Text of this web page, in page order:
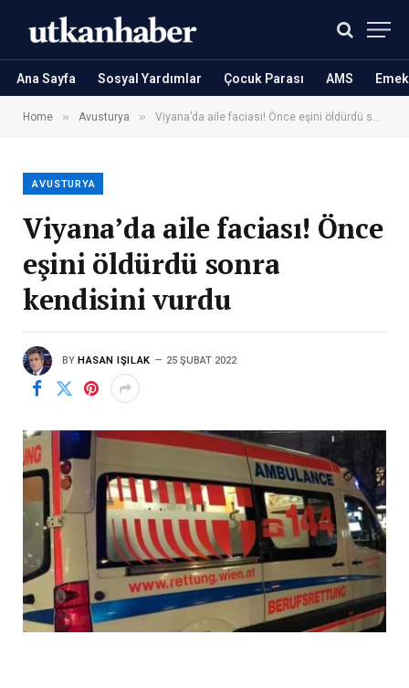
Ana Sayfa Sosyal Yardımlar Çocuk Parası AMS
Home » Avusturya » Viyana’da aile faciası! Önce eşini öldürdü sonra kendisini vurdu
AVUSTURYA
Viyana’da aile faciası! Önce
eşini öldürdü sonra
kendisini vurdu
BY HASAN IŞILAK 25 ŞUBAT 2022